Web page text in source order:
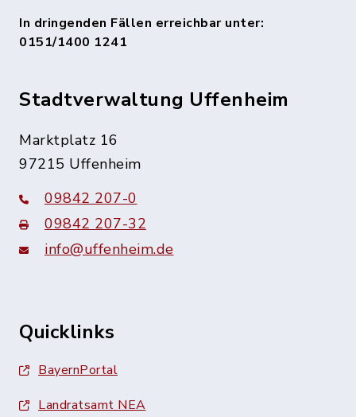
In dringenden Fällen erreichbar unter:
0151/1400 1241
Stadtverwaltung Uffenheim
Marktplatz 16
97215 Uffenheim
09842 207-0
09842 207-32
info@uffenheim.de
Quicklinks
BayernPortal
Landratsamt NEA